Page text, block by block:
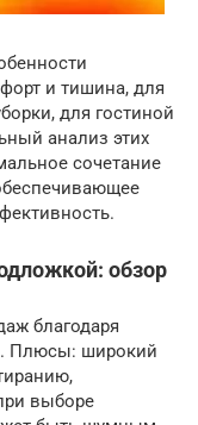
и тишина, для
для гостиной
анализ этих
сочетание
обзор
благодаря
Плюсы: широкий
выборе